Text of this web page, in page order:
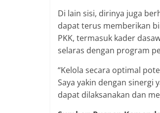
Di lain sisi, dirinya juga
dapat terus memberikan
PKK, termasuk kader
selaras dengan program
“Kelola secara optimal
Saya yakin dengan sinergi
dapat dilaksanakan dan